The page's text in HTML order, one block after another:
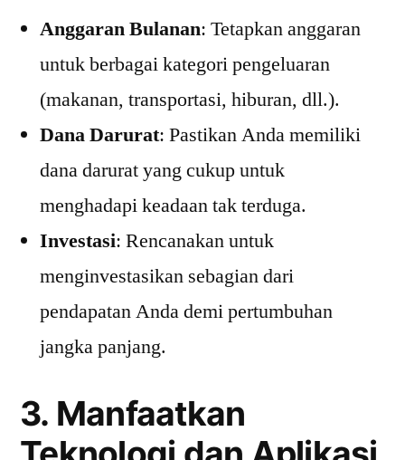
Anggaran Bulanan: Tetapkan anggaran
untuk berbagai kategori pengeluaran
(makanan, transportasi, hiburan, dll.).
Dana Darurat: Pastikan Anda memiliki
dana darurat yang cukup untuk
menghadapi keadaan tak terduga.
Investasi: Rencanakan untuk
menginvestasikan sebagian dari
pendapatan Anda demi pertumbuhan
jangka panjang.
3. Manfaatkan